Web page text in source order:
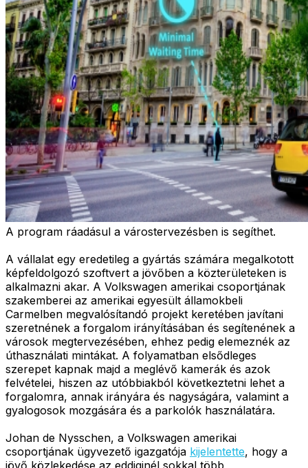
A program ráadásul a várostervezésben is segíthet.
A vállalat egy eredetileg a gyártás számára megalkotott
képfeldolgozó szoftvert a jövőben a közterületeken is
alkalmazni akar. A Volkswagen amerikai csoportjának
szakemberei az amerikai egyesült államokbeli
Carmelben megvalósítandó projekt keretében javítani
szeretnének a forgalom irányításában és segítenének a
városok megtervezésében, ehhez pedig elemeznék az
úthasználati mintákat. A folyamatban elsődleges
szerepet kapnak majd a meglévő kamerák és azok
felvételei, hiszen az utóbbiakból következtetni lehet a
forgalomra, annak irányára és nagyságára, valamint a
gyalogosok mozgására és a parkolók használatára.
Johan de Nysschen, a Volkswagen amerikai
csoportjának ügyvezető igazgatója kijelentette, hogy a
jövő közlekedése az eddiginél sokkal több